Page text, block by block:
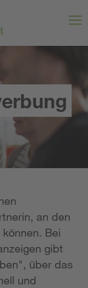
an den
Bei
gibt
über das
und